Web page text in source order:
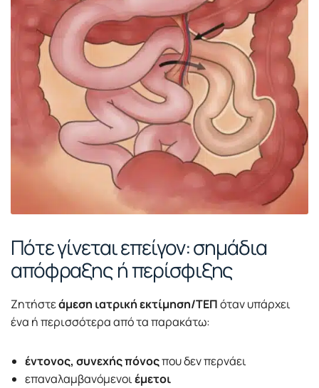
Πότε γίνεται επείγον: σημάδια
απόφραξης ή περίσφιξης
Ζητήστεάμεση ιατρική εκτίμηση/ΤΕΠόταν υπάρχει
ένα ή περισσότερα από τα παρακάτω:
έντονος, συνεχής πόνοςπου δεν περνάει
επαναλαμβανόμενοιέμετοι